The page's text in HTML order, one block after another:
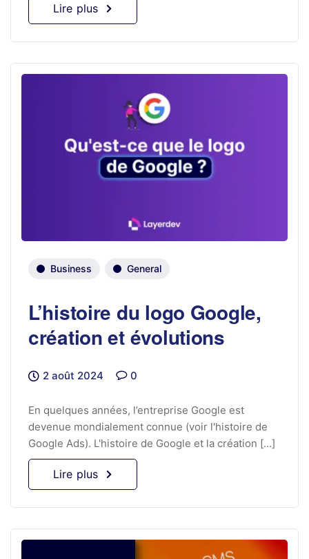
Lire plus
Business General
L’histoire du logo Google,
création et évolutions
2 août 2024 0
En quelques années, l’entreprise Google est
devenue mondialement connue (voir l'histoire de
Google Ads). L'histoire de Google et la création [...]
Lire plus